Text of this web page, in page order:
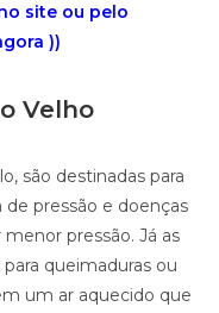
site ou pelo
))
Velho
são destinadas para
pressão e doenças
pressão. Já as
queimaduras ou
um ar aquecido que